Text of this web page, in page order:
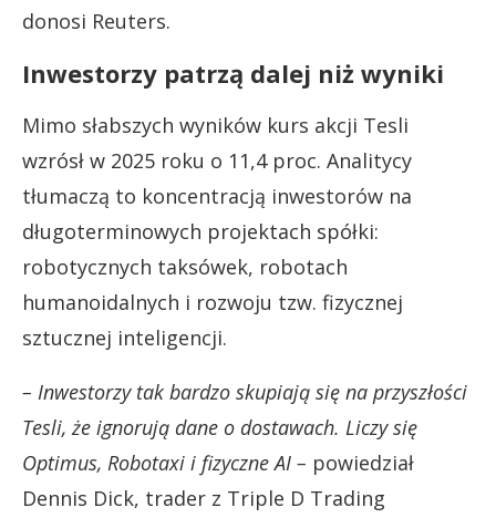
donosi Reuters.
Inwestorzy patrzą dalej niż wyniki
Mimo słabszych wyników kurs akcji Tesli
wzrósł w 2025 roku o 11,4 proc. Analitycy
tłumaczą to koncentracją inwestorów na
długoterminowych projektach spółki:
robotycznych taksówek, robotach
humanoidalnych i rozwoju tzw. fizycznej
sztucznej inteligencji.
– Inwestorzy tak bardzo skupiają się na przyszłości
Tesli, że ignorują dane o dostawach. Liczy się
Optimus, Robotaxi i fizyczne AI – powiedział
Dennis Dick, trader z Triple D Trading